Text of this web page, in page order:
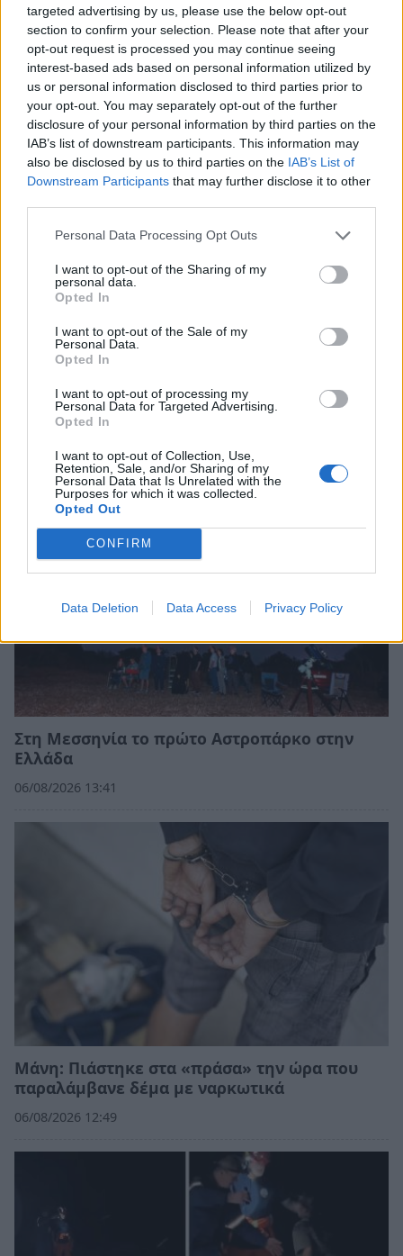
targeted advertising by us, please use the below opt-out
section to confirm your selection. Please note that after your
opt-out request is processed you may continue seeing
interest-based ads based on personal information utilized by
us or personal information disclosed to third parties prior to
your opt-out. You may separately opt-out of the further
disclosure of your personal information by third parties on the
IAB’s list of downstream participants. This information may
also be disclosed by us to third parties on the IAB’s List of
Downstream Participants that may further disclose it to other
Personal Data Processing Opt Outs
I want to opt-out of the Sharing of my
personal data.
Opted In
I want to opt-out of the Sale of my
Personal Data.
Opted In
I want to opt-out of processing my
Personal Data for Targeted Advertising.
Opted In
I want to opt-out of Collection, Use,
Retention, Sale, and/or Sharing of my
Personal Data that Is Unrelated with the
Purposes for which it was collected.
Opted Out
CONFIRM
Data Deletion Data Access Privacy Policy
Σχετικά Άρθρα
Στη Μεσσηνία το πρώτο Αστροπάρκο στην
Ελλάδα
06/08/2026 13:41
Μάνη: Πιάστηκε στα «πράσα» την ώρα που
παραλάμβανε δέμα με ναρκωτικά
06/08/2026 12:49